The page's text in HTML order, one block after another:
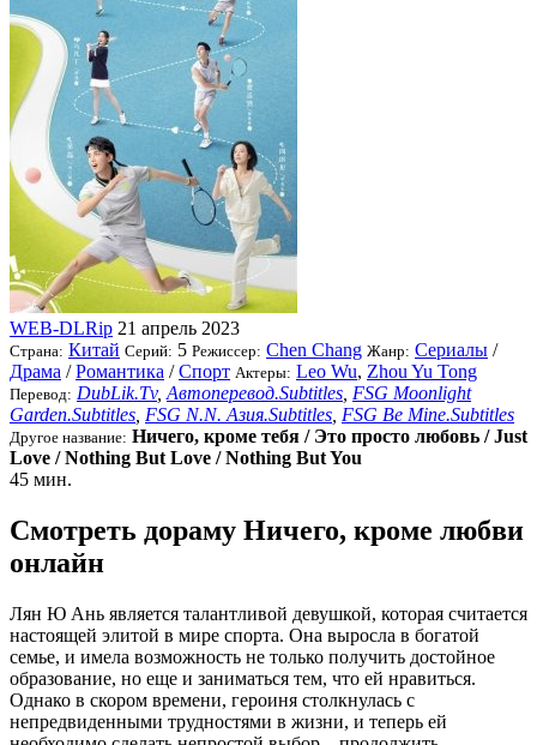
WEB-DLRip 21 апрель 2023
Страна: Китай Серий: 5 Режиссер: Chen Chang Жанр: Сериалы /
Драма /Романтика /Спорт Актеры: Leo Wu, Zhou Yu Tong
Перевод: DubLik.Tv, Автоперевод.Subtitles FSG Moonlight
Garden.Subtitles FSG N.N. Азия.Subtitles FSG Be Mine.Subtitles
Другое название: Ничего, кроме тебя / Это просто любовь / Just
Love / Nothing But Love / Nothing But You
45 мин.
Смотреть дораму Ничего, кроме любви
онлайн
Лян Ю Ань является талантливой девушкой, которая считается
настоящей элитой в мире спорта. Она выросла в богатой
семье, и имела возможность не только получить достойное
образование, но еще и заниматься тем, что ей нравиться.
Однако в скором времени, героиня столкнулась с
непредвиденными трудностями в жизни, и теперь ей